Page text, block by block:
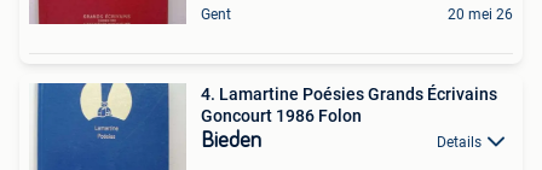
Gent 20 mei 26
4. Lamartine Poésies Grands Écrivains
Goncourt 1986 Folon
Bieden Details